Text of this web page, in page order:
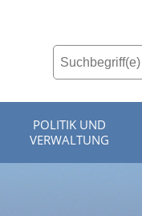
POLITIK UND
VERWALTUNG